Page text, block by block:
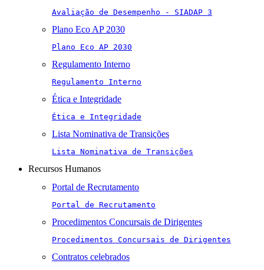
Avaliação de Desempenho - SIADAP 3
Plano Eco AP 2030
Plano Eco AP 2030
Regulamento Interno
Regulamento Interno
Ética e Integridade
Ética e Integridade
Lista Nominativa de Transições
Lista Nominativa de Transições
Recursos Humanos
Portal de Recrutamento
Portal de Recrutamento
Procedimentos Concursais de Dirigentes
Procedimentos Concursais de Dirigentes
Contratos celebrados